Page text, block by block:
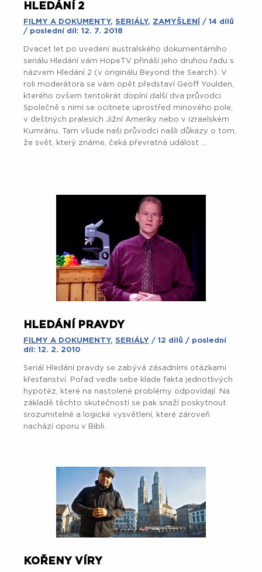
HLEDÁNÍ 2
FILMY A DOKUMENTY, SERIÁLY, ZAMYŠLENÍ
/ 14 dílů
/ poslední díl: 12. 7. 2018
Dvacet let po uvedení australského dokumentárního
seriálu Hledání vám HopeTV přináší jeho druhou řadu s
názvem Hledání 2 (v originálu Beyond the Search). V
roli moderátora se vám opět představí Geoff Youlden,
kterého ovšem tentokrát doplní další dva průvodci.
Společně s nimi se ocitnete uprostřed minového pole,
v deštných pralesích Jižní Ameriky nebo v izraelském
Kumránu. Tam všude naši průvodci našli důkazy o tom,
že svět, který známe, čeká převratná událost ...
HLEDÁNÍ PRAVDY
FILMY A DOKUMENTY, SERIÁLY / 12 dílů / poslední
díl: 12. 2. 2010
Seriál Hledání pravdy se zabývá zásadními otázkami
křesťanství. Pořad vedle sebe klade fakta jednotlivých
hypotéz, které na nastolené problémy odpovídají. Na
základě těchto skutečností se pak snaží poskytnout
srozumitelné a logické vysvětlení, které zároveň
nachází oporu v Bibli.
KOŘENY VÍRY